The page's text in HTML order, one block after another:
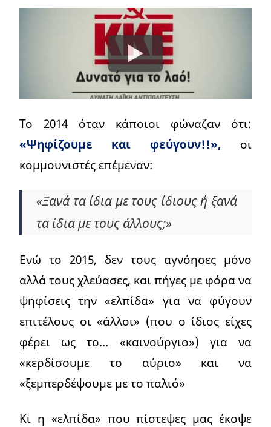
Το 2014 όταν κάποιοι φώναζαν ότι:
«Ψηφίζουμε και φεύγουν!!», οι
κομμουνιστές επέμεναν:
«Ξανά τα ίδια με τους ίδιους ή ξανά
τα ίδια με τους άλλους;»
Ενώ το 2015, δεν τους αγνόησες μόνο
αλλά τους χλεύασες, και πήγες με φόρα να
ψηφίσεις την «ελπίδα» για να φύγουν
επιτέλους οι «άλλοι» (που ο ίδιος είχες
φέρει ως το… «καινούργιο») για να
«κερδίσουμε το αύριο» και να
«ξεμπερδέψουμε με το παλιό»
Κι η «ελπίδα» που πίστεψες μας έκοψε